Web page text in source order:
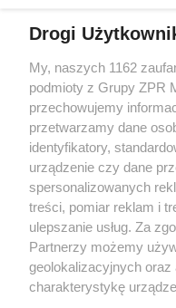
Żaden utwór zamieszczony w
rozpowszechniany lub dalej
tym także elektroniczny lub
eksploatacji w jakiejkolwiek
Internecie bez pisemnej
wykorzystanie utworów w
tzn. bez właściwej zgody,
ścigane prawnie.
Drogi
My, naszych 1162
podmioty z Grupy ZPR
przechowujemy
przetwarzamy dane
identyfikatory,
urządzenie czy dane
spersonalizowanych
treści, pomiar reklam i
ulepszanie usług. Za
Partnerzy możemy
geolokalizacyjnych
charakterystykę